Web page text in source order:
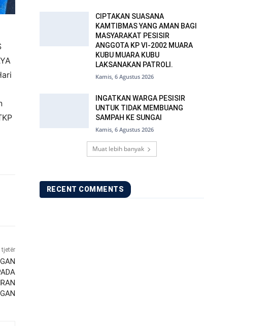
CIPTAKAN SUASANA
KAMTIBMAS YANG AMAN BAGI
MASYARAKAT PESISIR
ANGGOTA KP VI-2002 MUARA
KUBU MUARA KUBU
LAKSANAKAN PATROLI.
Kamis, 6 Agustus 2026
INGATKAN WARGA PESISIR
UNTUK TIDAK MEMBUANG
SAMPAH KE SUNGAI
Kamis, 6 Agustus 2026
Muat lebih banyak
RECENT COMMENTS